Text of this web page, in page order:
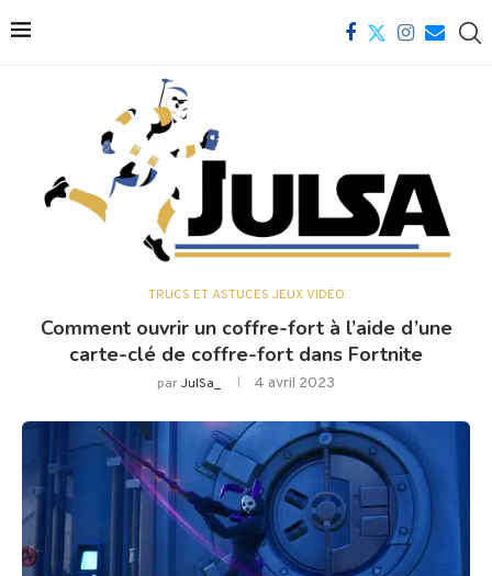
TRUCS ET ASTUCES JEUX VIDÉO
Comment ouvrir un coffre-fort à l’aide d’une
carte-clé de coffre-fort dans Fortnite
parJulSa_ 4 avril 2023